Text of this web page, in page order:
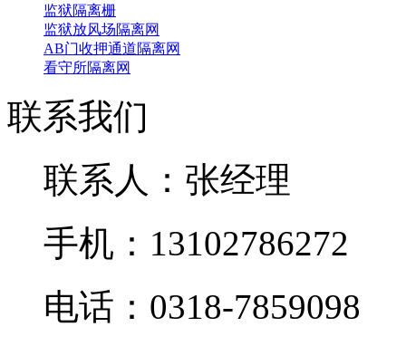
监狱隔离栅
监狱放风场隔离网
AB门收押通道隔离网
看守所隔离网
联系我们
联系人：张经理
手机：13102786272
电话：0318-7859098